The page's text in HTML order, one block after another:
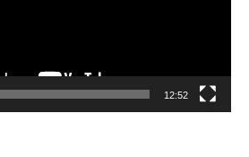
12:52